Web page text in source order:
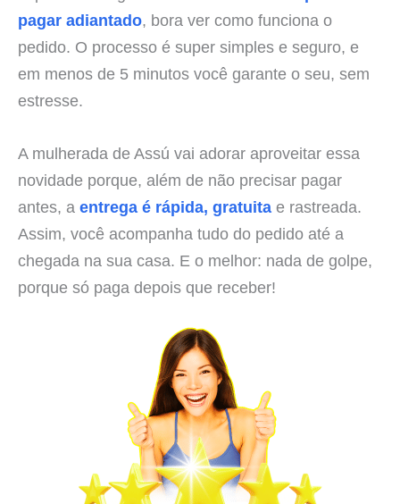
pagar adiantado, bora ver como funciona o
pedido. O processo é super simples e seguro, e
em menos de 5 minutos você garante o seu, sem
estresse.
A mulherada de Assú vai adorar aproveitar essa
novidade porque, além de não precisar pagar
antes, a entrega é rápida, gratuita e rastreada.
Assim, você acompanha tudo do pedido até a
chegada na sua casa. E o melhor: nada de golpe,
porque só paga depois que receber!